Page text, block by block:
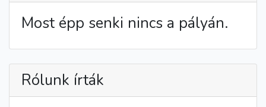
Most épp senki nincs a pályán.
Rólunk írták